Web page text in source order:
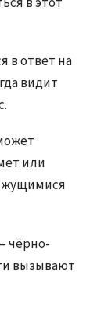
в ответ на
видит
или
чёрно-
вызывают